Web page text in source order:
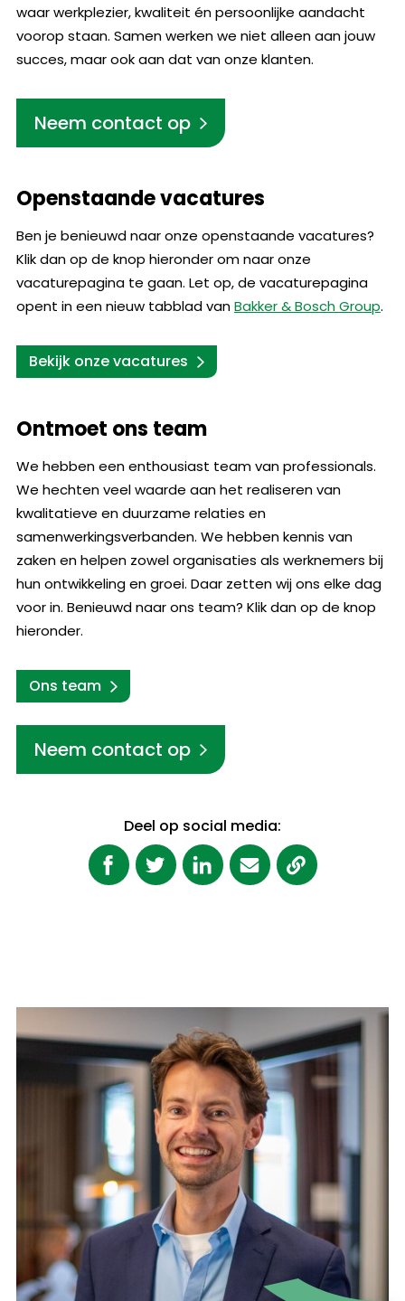
waar werkplezier, kwaliteit én persoonlijke aandacht
voorop staan. Samen werken we niet alleen aan jouw
succes, maar ook aan dat van onze klanten.
Neem contact op
Openstaande vacatures
Ben je benieuwd naar onze openstaande vacatures?
Klik dan op de knop hieronder om naar onze
vacaturepagina te gaan. Let op, de vacaturepagina
opent in een nieuw tabblad vanBakker & Bosch Group.
Bekijk onze vacatures
Ontmoet ons team
We hebben een enthousiast team van professionals.
We hechten veel waarde aan het realiseren van
kwalitatieve en duurzame relaties en
samenwerkingsverbanden. We hebben kennis van
zaken en helpen zowel organisaties als werknemers bij
hun ontwikkeling en groei. Daar zetten wij ons elke dag
voor in. Benieuwd naar ons team? Klik dan op de knop
hieronder.
Ons team
Neem contact op
Deel op social media: